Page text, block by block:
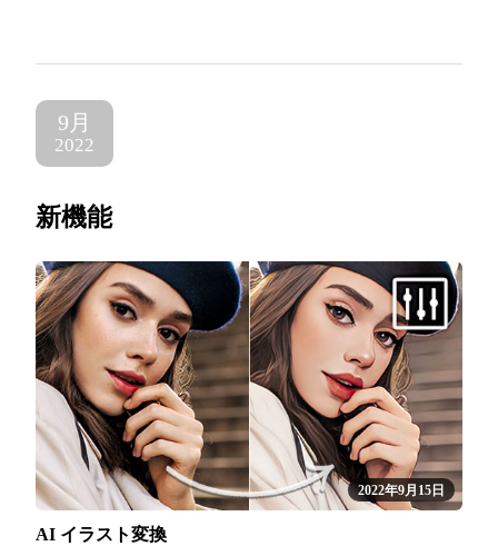
9月
2022
新機能
2022年9月15日
AI イラスト変換